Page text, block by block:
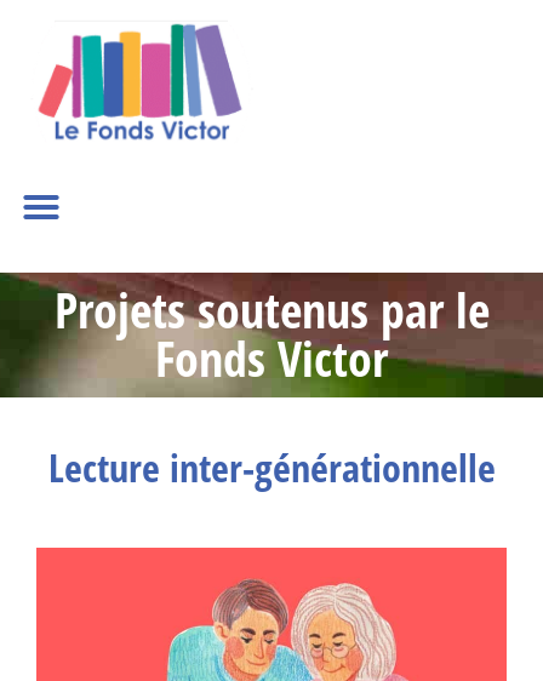
Projets soutenus par le
Fonds Victor
Lecture inter-générationnelle